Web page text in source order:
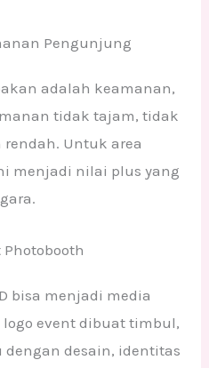
Pengunjung
adalah keamanan,
tidak tajam, tidak
Untuk area
menjadi nilai plus yang
bisa menjadi media
event dibuat timbul,
desain, identitas